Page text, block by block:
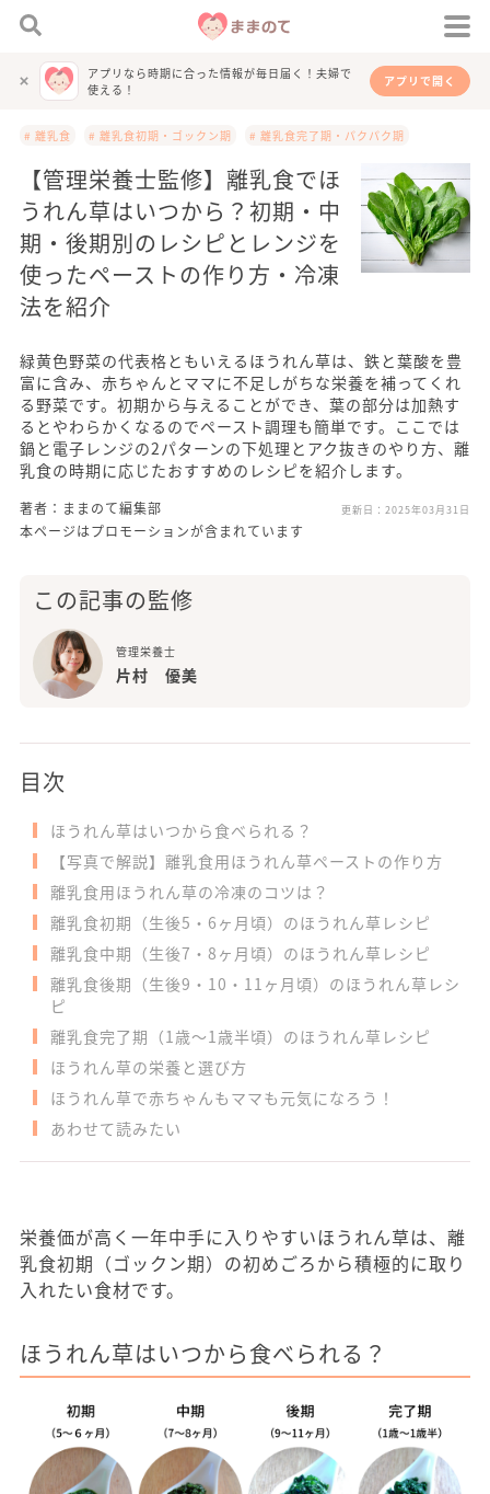
アプリなら時期に合った情報が毎日届く！夫婦で
使える！
アプリで開く
# 離乳食 # 離乳食初期・ゴックン期 # 離乳食完了期・パクパク期
【管理栄養士監修】離乳食でほ
うれん草はいつから？初期・中
期・後期別のレシピとレンジを
使ったペーストの作り方・冷凍
法を紹介
緑黄色野菜の代表格ともいえるほうれん草は、鉄と葉酸を豊
富に含み、赤ちゃんとママに不足しがちな栄養を補ってくれ
る野菜です。初期から与えることができ、葉の部分は加熱す
るとやわらかくなるのでペースト調理も簡単です。ここでは
鍋と電子レンジの2パターンの下処理とアク抜きのやり方、離
乳食の時期に応じたおすすめのレシピを紹介します。
著者：ままのて編集部 更新日： 2025年03月31日
本ページはプロモーションが含まれています
この記事の監修
管理栄養士
片村 優美
目次
ほうれん草はいつから食べられる？
【写真で解説】離乳食用ほうれん草ペーストの作り方
離乳食用ほうれん草の冷凍のコツは？
離乳食初期（生後5・6ヶ月頃）のほうれん草レシピ
離乳食中期（生後7・8ヶ月頃）のほうれん草レシピ
離乳食後期（生後9・10・11ヶ月頃）のほうれん草レシ
ピ
離乳食完了期（1歳～1歳半頃）のほうれん草レシピ
ほうれん草の栄養と選び方
ほうれん草で赤ちゃんもママも元気になろう！
あわせて読みたい
栄養価が高く一年中手に入りやすいほうれん草は、離
乳食初期（ゴックン期）の初めごろから積極的に取り
入れたい食材です。
ほうれん草はいつから食べられる？